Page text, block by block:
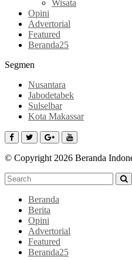
Wisata
Opini
Advertorial
Featured
Beranda25
Segmen
Nusantara
Jabodetabek
Sulselbar
Kota Makassar
© Copyright 2026 Beranda
Beranda
Berita
Opini
Advertorial
Featured
Beranda25